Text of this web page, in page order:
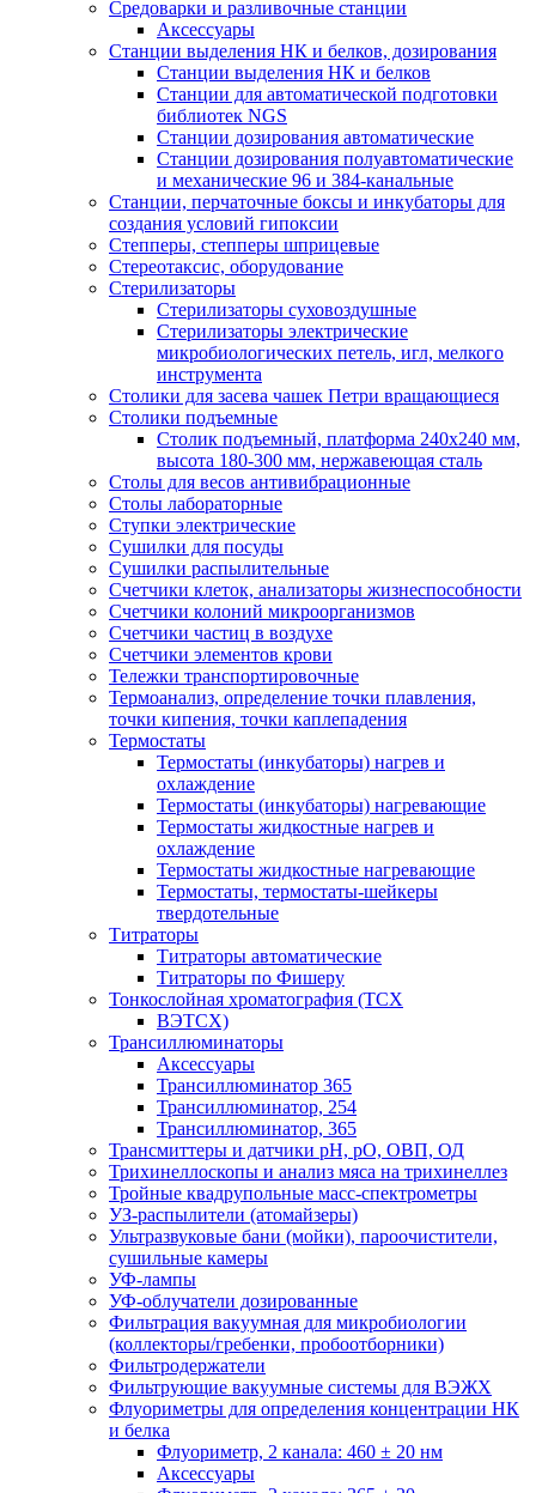
Средоварки и разливочные станции
Аксессуары
Станции выделения НК и белков, дозирования
Станции выделения НК и белков
Станции для автоматической подготовки
библиотек NGS
Станции дозирования автоматические
Станции дозирования полуавтоматические
и механические 96 и 384-канальные
Станции, перчаточные боксы и инкубаторы для
создания условий гипоксии
Степперы, степперы шприцевые
Стереотаксис, оборудование
Стерилизаторы
Стерилизаторы суховоздушные
Стерилизаторы электрические
микробиологических петель, игл, мелкого
инструмента
Столики для засева чашек Петри вращающиеся
Столики подъемные
Столик подъемный, платформа 240х240 мм,
высота 180-300 мм, нержавеющая сталь
Столы для весов антивибрационные
Столы лабораторные
Ступки электрические
Сушилки для посуды
Сушилки распылительные
Счетчики клеток, анализаторы жизнеспособности
Счетчики колоний микроорганизмов
Счетчики частиц в воздухе
Счетчики элементов крови
Тележки транспортировочные
Термоанализ, определение точки плавления,
точки кипения, точки каплепадения
Термостаты
Термостаты (инкубаторы) нагрев и
охлаждение
Термостаты (инкубаторы) нагревающие
Термостаты жидкостные нагрев и
охлаждение
Термостаты жидкостные нагревающие
Термостаты, термостаты-шейкеры
твердотельные
Титраторы
Титраторы автоматические
Титраторы по Фишеру
Тонкослойная хроматография (ТСХ
ВЭТСХ)
Трансиллюминаторы
Аксессуары
Трансиллюминатор 365
Трансиллюминатор, 254
Трансиллюминатор, 365
Трансмиттеры и датчики рН, рО, ОВП, ОД
Трихинеллоскопы и анализ мяса на трихинеллез
Тройные квадрупольные масс-спектрометры
УЗ-распылители (атомайзеры)
Ультразвуковые бани (мойки), пароочистители,
сушильные камеры
УФ-лампы
УФ-облучатели дозированные
Фильтрация вакуумная для микробиологии
(коллекторы/гребенки, пробоотборники)
Фильтродержатели
Фильтрующие вакуумные системы для ВЭЖХ
Флуориметры для определения концентрации НК
и белка
Флуориметр, 2 канала: 460 ± 20 нм
Аксессуары